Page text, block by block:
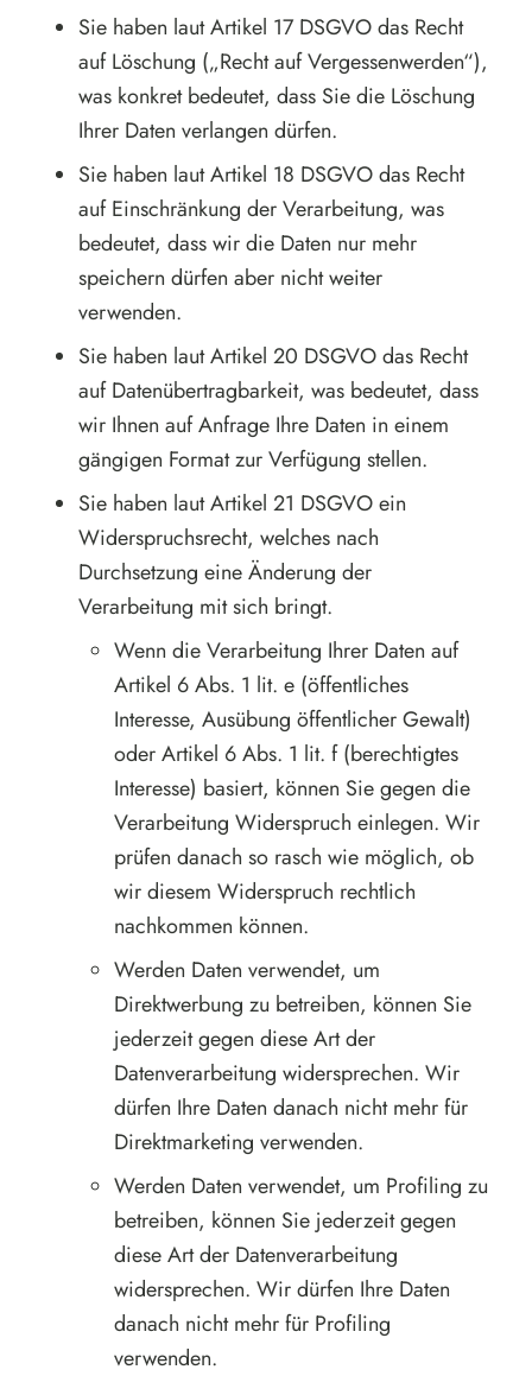
Sie haben laut Artikel 17 DSGVO das Recht
auf Löschung („Recht auf Vergessenwerden“),
was konkret bedeutet, dass Sie die Löschung
Ihrer Daten verlangen dürfen.
Sie haben laut Artikel 18 DSGVO das Recht
auf Einschränkung der Verarbeitung, was
bedeutet, dass wir die Daten nur mehr
speichern dürfen aber nicht weiter
verwenden.
Sie haben laut Artikel 20 DSGVO das Recht
auf Datenübertragbarkeit, was bedeutet, dass
wir Ihnen auf Anfrage Ihre Daten in einem
gängigen Format zur Verfügung stellen.
Sie haben laut Artikel 21 DSGVO ein
Widerspruchsrecht, welches nach
Durchsetzung eine Änderung der
Verarbeitung mit sich bringt.
Wenn die Verarbeitung Ihrer Daten auf
Artikel 6 Abs. 1 lit. e (öffentliches
Interesse, Ausübung öffentlicher Gewalt)
oder Artikel 6 Abs. 1 lit. f (berechtigtes
Interesse) basiert, können Sie gegen die
Verarbeitung Widerspruch einlegen. Wir
prüfen danach so rasch wie möglich, ob
wir diesem Widerspruch rechtlich
nachkommen können.
Werden Daten verwendet, um
Direktwerbung zu betreiben, können Sie
jederzeit gegen diese Art der
Datenverarbeitung widersprechen. Wir
dürfen Ihre Daten danach nicht mehr für
Direktmarketing verwenden.
Werden Daten verwendet, um Profiling zu
betreiben, können Sie jederzeit gegen
diese Art der Datenverarbeitung
widersprechen. Wir dürfen Ihre Daten
danach nicht mehr für Profiling
verwenden.